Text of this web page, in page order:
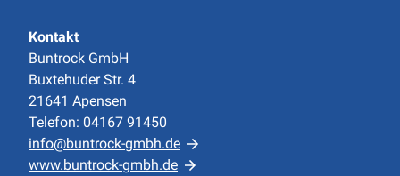
Kontakt
Buntrock GmbH
Buxtehuder Str. 4
21641 Apensen
Telefon: 04167 91450
info@buntrock-gmbh.de
www.buntrock-gmbh.de